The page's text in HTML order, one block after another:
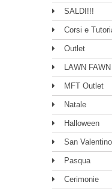
SALDI!!!
Corsi e
Outlet
LAWN
MFT Outlet
Natale
Halloween
San Valentino
Pasqua
Cerimonie